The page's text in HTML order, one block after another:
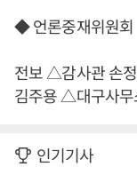
◆ 언론중재위원회
전보 △감사관 손
김주용 △대구사
인기기사